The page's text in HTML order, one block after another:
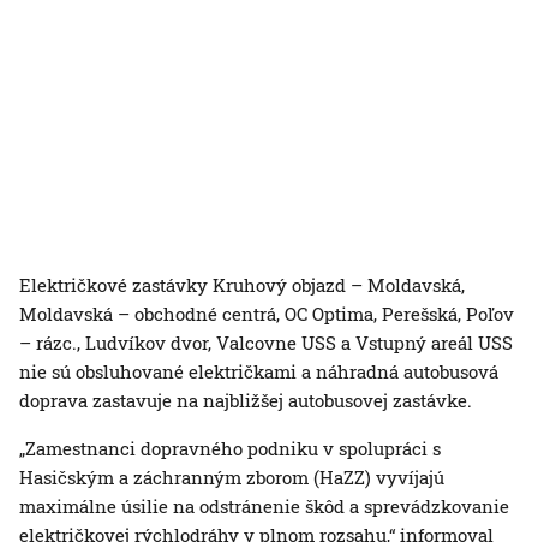
Električkové zastávky Kruhový objazd – Moldavská,
Moldavská – obchodné centrá, OC Optima, Perešská, Poľov
– rázc., Ludvíkov dvor, Valcovne USS a Vstupný areál USS
nie sú obsluhované električkami a náhradná autobusová
doprava zastavuje na najbližšej autobusovej zastávke.
„Zamestnanci dopravného podniku v spolupráci s
Hasičským a záchranným zborom (HaZZ) vyvíjajú
maximálne úsilie na odstránenie škôd a sprevádzkovanie
električkovej rýchlodráhy v plnom rozsahu,“ informoval